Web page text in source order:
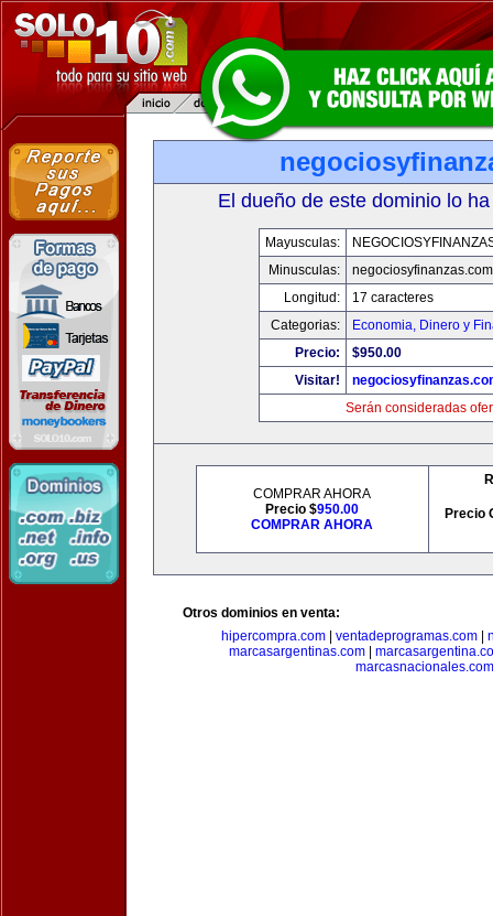
El dueño de este dominio lo
Mayusculas:
Minusculas:
negociosyfinanzas.com
Longitud:
17 caracteres
Categorias:
Economia, Dinero y
Precio:
$950.00
Visitar!
Serán consideradas
COMPRAR AHORA
Precio $950.00
COMPRAR AHORA
Precio
Otros dominios en venta:
hipercompra.com
ventadeprogramas.com
marcasargentinas.com
marcasnacionales.com